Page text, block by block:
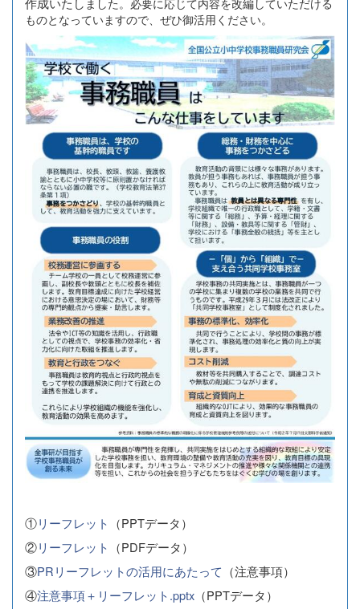
ました。必要に応じて内容を改編していただける
ものとなっていますので、ぜひ御活用ください。
①リーフレット （PPTデータ）
②リーフレット （PDFデータ）
③PRリーフレットの活用にあたって （注意事項）
④注意事項＋リーフレット.pptx （PPTデータ）